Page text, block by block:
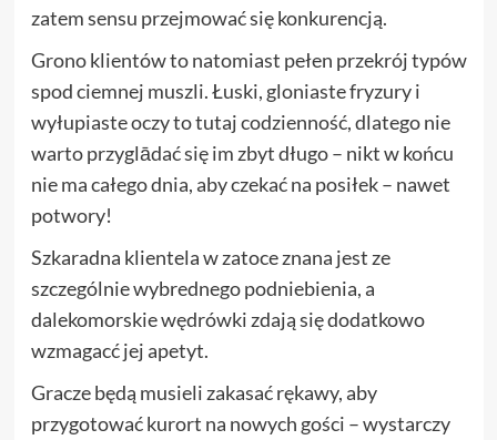
zatem sensu przejmować się konkurencją.
Grono klientów to natomiast pełen przekrój typów
spod ciemnej muszli. Łuski, gloniaste fryzury i
wyłupiaste oczy to tutaj codzienność, dlatego nie
warto przyglādać się im zbyt długo – nikt w końcu
nie ma całego dnia, aby czekać na posiłek – nawet
potwory!
Szkaradna klientela w zatoce znana jest ze
szczególnie wybrednego podniebienia, a
dalekomorskie wędrówki zdają się dodatkowo
wzmagacć jej apetyt.
Gracze będą musieli zakasać rękawy, aby
przygotować kurort na nowych gości – wystarczy